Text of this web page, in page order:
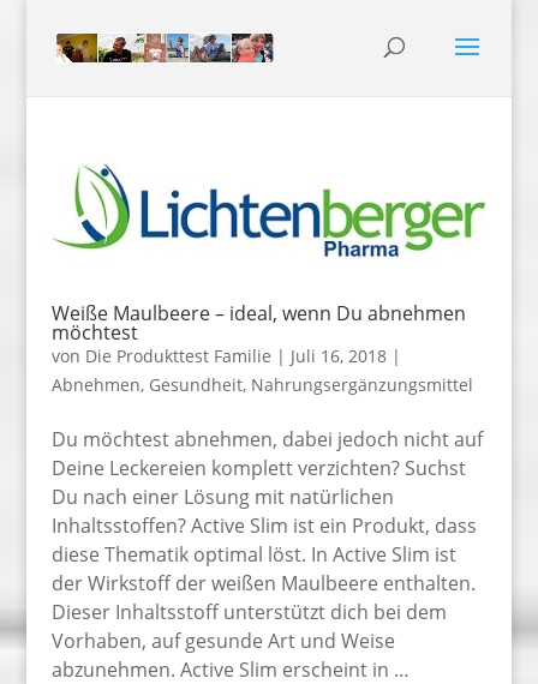
Weiße Maulbeere – ideal, wenn Du abnehmen
möchtest
von Die Produkttest Familie | Juli 16, 2018|
Abnehmen, Gesundheit, Nahrungsergänzungsmittel
Du möchtest abnehmen, dabei jedoch nicht auf
Deine Leckereien komplett verzichten? Suchst
Du nach einer Lösung mit natürlichen
Inhaltsstoffen? Active Slim ist ein Produkt, dass
diese Thematik optimal löst. In Active Slim ist
der Wirkstoff der weißen Maulbeere enthalten.
Dieser Inhaltsstoff unterstützt dich bei dem
Vorhaben, auf gesunde Art und Weise
abzunehmen. Active Slim erscheint in …